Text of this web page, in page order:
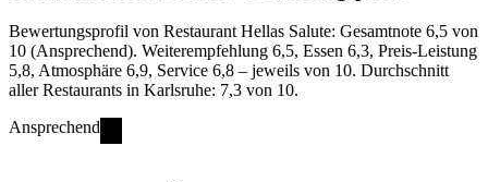
Bewertungsprofil von Restaurant Hellas Salute: Gesamtnote 6,5 von
10 (Ansprechend). Weiterempfehlung 6,5, Essen 6,3, Preis-Leistung
5,8, Atmosphäre 6,9, Service 6,8 – jeweils von 10. Durchschnitt
aller Restaurants in Karlsruhe: 7,3 von 10.
Ansprechend